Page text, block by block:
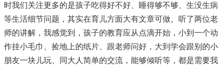
时我们关注更多的是孩子吃得好不好、睡得够不够、生没生病
等生活细节问题，其实在育儿方面大有文章可做。听了两位老
师的讲解，我感觉到，孩子的教育应从点滴开始，小到一个动
作挂小毛巾、捡地上的纸片、跟老师问好，大到学会跟别的小
朋友一块儿玩、同大人简单的交流，能够倾听等，都是需要我